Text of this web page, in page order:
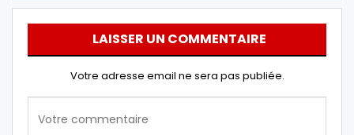
LAISSER UN COMMENTAIRE
Votre adresse email ne sera pas publiée.